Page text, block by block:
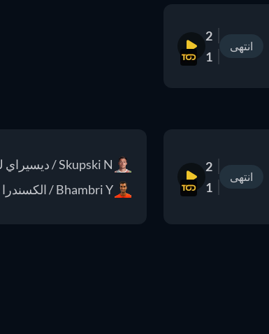
انتهى
2
1
انتهى
2
1
Skupski N / ديسيراي ك
Bhambri Y / الكسندرا ب